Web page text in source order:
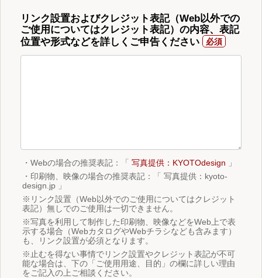
リンク設置およびクレジット表記（Web以外での
ご使用についてはクレジット表記）の内容、表記
位置や形式などを詳しくご申告ください
・Webの場合の推奨表記：「 写真提供：KYOTOdesign 」
・印刷物、映像の場合の推奨表記：「 写真提供：kyoto-
design.jp 」
※リンク設置（Web以外でのご使用についてはクレジット
表記）無しでのご使用は一切できません。
※写真を利用して制作した印刷物、映像などをWeb上で表
示する場合（WebカタログやWebチラシなども含みます）
も、リンク設置が必須となります。
※止むを得ない事情でリンク設置やクレジット表記が不可
能な場合は、下の「ご使用用途、目的」の欄に詳しい理由
をご記入の上ご相談ください。